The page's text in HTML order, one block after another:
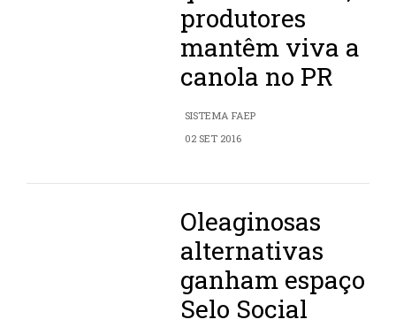
produtores
mantêm viva a
canola no PR
SISTEMA FAEP
02 SET 2016
Oleaginosas
alternativas
ganham espaço
Selo Social